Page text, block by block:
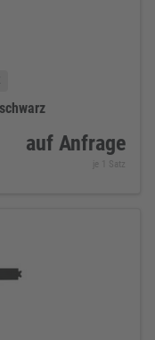
auf Anfrage
je 1 Satz